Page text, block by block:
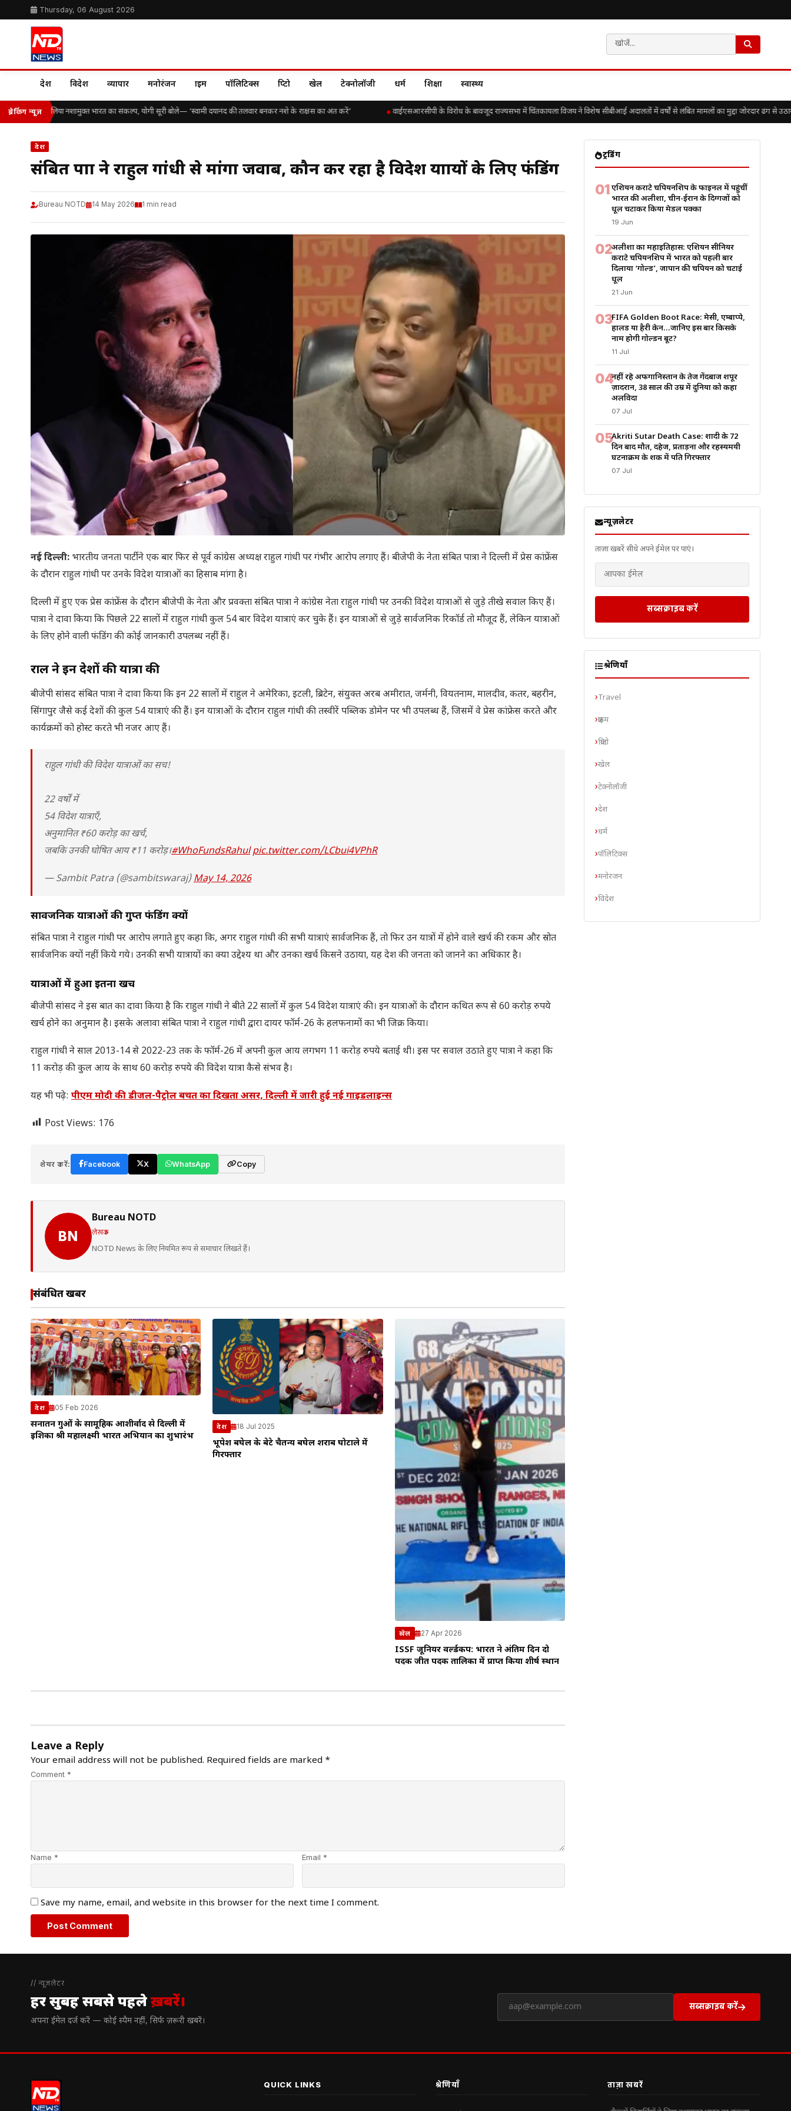
Thursday, 06 August 2026
देश विदेश व्यापार मनोरंजन क्राइम पॉलिटिक्स क्रिप्टो खेल टेक्नोलॉजी धर्म शिक्षा स्वास्थ्य
ब्रेकिंग न्यूज़
विद्यार्थियों ने लिया नशामुक्त भारत का संकल्प, योगी सूरी बोले— ‘स्वामी दयानंद की तलवार बनकर नशे के राक्षस का अंत करें’ वाईएसआरसीपी के विरोध के बावजूद राज्यसभा में चिंतकायला विजय ने विशेष सीबीआई अदालतों में वर्षों से लंबित मामलों का मुद्दा जोरदार ढंग से उठाया
देश
संबित पात्रा ने राहुल गांधी से मांगा जवाब, कौन कर रहा है विदेश यात्रायों के लिए फंडिंग
Bureau NOTD 14 May 2026 1 min read
नई दिल्ली: भारतीय जनता पार्टी ने एक बार फिर से पूर्व कांग्रेस अध्यक्ष राहुल गांधी पर गंभीर आरोप लगाए हैं। बीजेपी के नेता संबित पात्रा ने दिल्ली में प्रेस कांफ्रेंस
के दौरान राहुल गांधी पर उनके विदेश यात्राओं का हिसाब मांगा है।
दिल्ली में हुए एक प्रेस कांफ्रेंस के दौरान बीजेपी के नेता और प्रवक्ता संबित पात्रा ने कांग्रेस नेता राहुल गांधी पर उनकी विदेश यात्राओं से जुड़े तीखे सवाल किए हैं।
पात्रा ने दावा किया कि पिछले 22 सालों में राहुल गांधी कुल 54 बार विदेश यात्राएं कर चुके हैं। इन यात्राओं से जुड़े सार्वजनिक रिकॉर्ड तो मौजूद हैं, लेकिन यात्राओं
के लिए होने वाली फंडिंग की कोई जानकारी उपलब्ध नहीं हैं।
राहुल ने इन देशों की यात्रा की
बीजेपी सांसद संबित पात्रा ने दावा किया कि इन 22 सालों में राहुल ने अमेरिका, इटली, ब्रिटेन, संयुक्त अरब अमीरात, जर्मनी, वियतनाम, मालदीव, कतर, बहरीन,
सिंगापुर जैसे कई देशों की कुल 54 यात्राएं की हैं। इन यात्राओं के दौरान राहुल गांधी की तस्वीरें पब्लिक डोमेन पर भी उपलब्ध हैं, जिसमें वे प्रेस कांफ्रेस करते और
कार्यक्रमों को होस्ट करते भी नजर आए हैं।
राहुल गांधी की विदेश यात्राओं का सच!
22 वर्षों में
54 विदेश यात्राएँ,
अनुमानित ₹60 करोड़ का खर्च,
जबकि उनकी घोषित आय ₹11 करोड़।#WhoFundsRahul pic.twitter.com/LCbui4VPhR
— Sambit Patra (@sambitswaraj)May 14, 2026
सार्वजनिक यात्राओं की गुप्त फंडिंग क्यों
संबित पात्रा ने राहुल गांधी पर आरोप लगाते हुए कहा कि, अगर राहुल गांधी की सभी यात्राएं सार्वजनिक हैं, तो फिर उन यात्रों में होने वाले खर्च की रकम और स्रोत
सार्वजनिक क्यों नहीं किये गये। उनकी सभी यात्रायों का क्या उद्देश्य था और उनका खर्च किसने उठाया, यह देश की जनता को जानने का अधिकार है।
यात्राओं में हुआ इतना खर्च
बीजेपी सांसद ने इस बात का दावा किया है कि राहुल गांधी ने बीते 22 सालों में कुल 54 विदेश यात्राएं की। इन यात्राओं के दौरान कथित रूप से 60 करोड़ रुपये
खर्च होने का अनुमान है। इसके अलावा संबित पात्रा ने राहुल गांधी द्वारा दायर फॉर्म-26 के हलफनामों का भी जिक्र किया।
राहुल गांधी ने साल 2013-14 से 2022-23 तक के फॉर्म-26 में अपनी कुल आय लगभग 11 करोड़ रुपये बताई थी। इस पर सवाल उठाते हुए पात्रा ने कहा कि
11 करोड़ की कुल आय के साथ 60 करोड़ रुपये की विदेश यात्रा कैसे संभव है।
यह भी पढ़े: पीएम मोदी की डीजल-पैट्रोल बचत का दिखता असर, दिल्ली में जारी हुई नई गाइडलाइन्स
Post Views: 176
शेयर करें: Facebook X WhatsApp Copy
BN
Bureau NOTD
लेखक
NOTD News के लिए नियमित रूप से समाचार लिखते हैं।
संबंधित खबरें
देश 05 Feb 2026
सनातन गुरुओं के सामूहिक आशीर्वाद से दिल्ली में
इशिका श्री महालक्ष्मी भारत अभियान का शुभारंभ
देश 18 Jul 2025
भूपेश बघेल के बेटे चैतन्य बघेल शराब घोटाले में
गिरफ्तार
खेल 27 Apr 2026
ISSF जूनियर वर्ल्डकप: भारत ने अंतिम दिन दो
पदक जीत पदक तालिका में प्राप्त किया शीर्ष स्थान
Leave a Reply
Your email address will not be published. Required fields are marked *
Comment *
Name * Email *
Save my name, email, and website in this browser for the next time I comment.
ट्रेंडिंग
01एशियन कराटे चैंपियनशिप के फाइनल में पहुंचीं
भारत की अलीशा, चीन-ईरान के दिग्गजों को
धूल चटाकर किया मेडल पक्का
19 Jun
02अलीशा का महाइतिहास: एशियन सीनियर
कराटे चैंपियनशिप में भारत को पहली बार
दिलाया ‘गोल्ड’, जापान की चैंपियन को चटाई
धूल
21 Jun
03FIFA Golden Boot Race: मेसी, एम्बाप्पे,
हालैंड या हैरी केन…जानिए इस बार किसके
नाम होगी गोल्डन बूट?
11 Jul
04नहीं रहे अफगानिस्तान के तेज गेंदबाज शपूर
ज़ादरान, 38 साल की उम्र में दुनिया को कहा
अलविदा
07 Jul
05Akriti Sutar Death Case: शादी के 72
दिन बाद मौत, दहेज, प्रताड़ना और रहस्यमयी
घटनाक्रम के शक में पति गिरफ्तार
07 Jul
न्यूज़लेटर
ताज़ा खबरें सीधे अपने ईमेल पर पाएं।
सब्सक्राइब करें
श्रेणियाँ
Travel
क्राइम
क्रिप्टो
खेल
टेक्नोलॉजी
देश
धर्म
पॉलिटिक्स
मनोरंजन
विदेश
// न्यूज़लेटर
हर सुबह सबसे पहलेख़बरें।
अपना ईमेल दर्ज करें — कोई स्पैम नहीं, सिर्फ ज़रूरी खबरें।
सब्सक्राइब करें
QUICK LINKS श्रेणियाँ ताज़ा खबरें